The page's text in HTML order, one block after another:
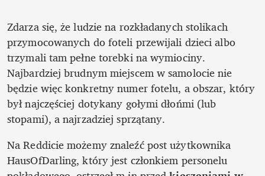
Zdarza się, że ludzie na rozkładanych stolikach
przymocowanych do foteli przewijali dzieci albo
trzymali tam pełne torebki na wymiociny.
Najbardziej brudnym miejscem w samolocie nie
będzie więc konkretny numer fotelu, a obszar, który
był najczęściej dotykany gołymi dłońmi (lub
stopami), a najrzadziej sprzątany.
Na Reddicie możemy znaleźć post użytkownika
HausOfDarling, który jest członkiem personelu